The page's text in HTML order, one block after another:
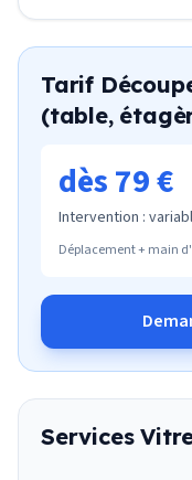
Tarif
(table,
dès 79 €
Intervention :
Déplacement + main
Services